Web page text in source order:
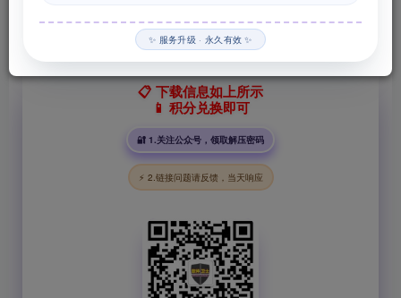
📋 下载信息如上所示
📱 积分兑换即可
🔐 1.关注公众号，领取解压密码
⚡ 2.链接问题请反馈，当天响应
✨ 服务升级 · 永久有效 ✨